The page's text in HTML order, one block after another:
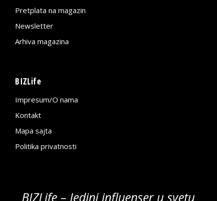
Pretplata na magazin
Newsletter
Arhiva magazina
BIZLife
Impresum/O nama
Kontakt
Mapa sajta
Politika privatnosti
BIZLife – Jedini influenser u svetu